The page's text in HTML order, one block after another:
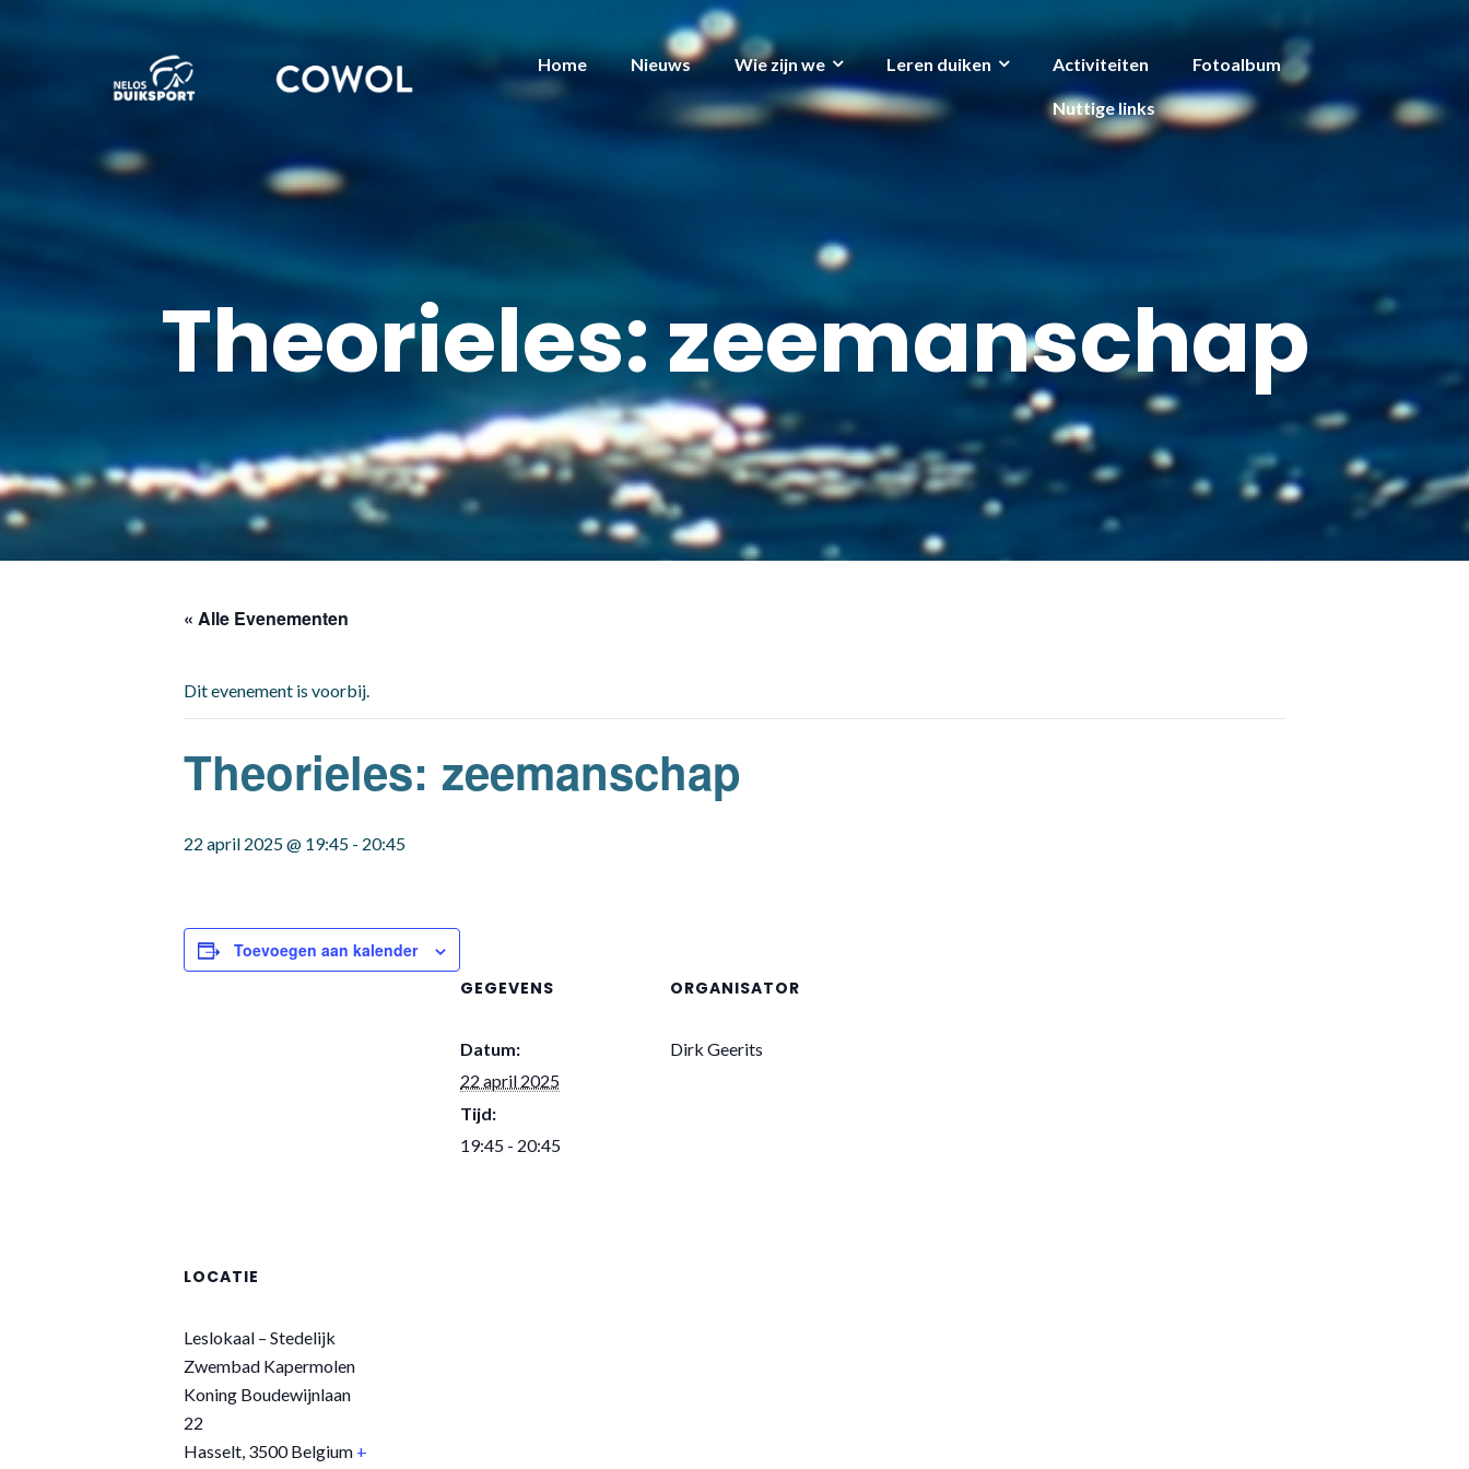
Home Nieuws Wie zijn we Leren duiken Activiteiten Fotoalbum
Nuttige links
Theorieles: zeemanschap
« Alle Evenementen
Dit evenement is voorbij.
Theorieles: zeemanschap
22 april 2025 @ 19:45 - 20:45
Toevoegen aan kalender
GEGEVENS
Datum:
22 april 2025
Tijd:
19:45 - 20:45
ORGANISATOR
Dirk Geerits
LOCATIE
Leslokaal – Stedelijk
Zwembad Kapermolen
Koning Boudewijnlaan
22
Hasselt, 3500 Belgium +